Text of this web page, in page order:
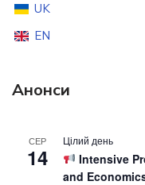
UK
EN
Анонси
СЕР
14
Цілий день
Intensive
and